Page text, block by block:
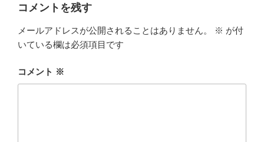
コメントを残す
メールアドレスが公開されることはありません。 ※ が付
いている欄は必須項目です
コメント ※